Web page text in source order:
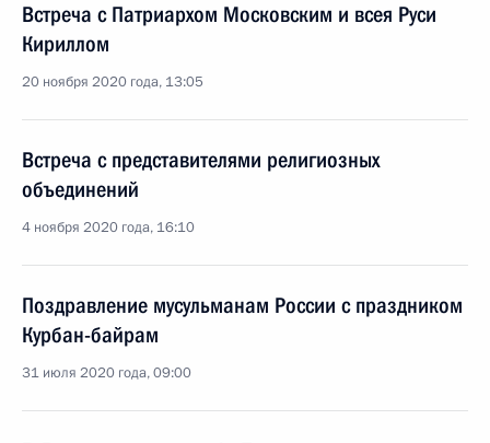
Встреча с Патриархом Московским и всея Руси
Кириллом
20 ноября 2020 года, 13:05
Встреча с представителями религиозных
объединений
4 ноября 2020 года, 16:10
Поздравление мусульманам России с праздником
Курбан-байрам
31 июля 2020 года, 09:00